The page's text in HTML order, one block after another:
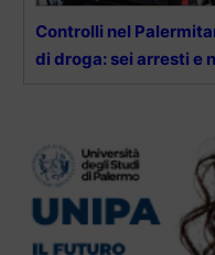
Controlli nel
di droga: sei arresti e